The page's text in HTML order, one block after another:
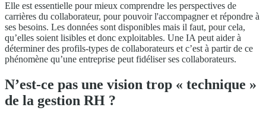
Elle est essentielle pour mieux comprendre les perspectives de
carrières du collaborateur, pour pouvoir l'accompagner et répondre à
ses besoins. Les données sont disponibles mais il faut, pour cela,
qu’elles soient lisibles et donc exploitables. Une IA peut aider à
déterminer des profils-types de collaborateurs et c’est à partir de ce
phénomène qu’une entreprise peut fidéliser ses collaborateurs.
N’est-ce pas une vision trop « technique »
de la gestion RH ?